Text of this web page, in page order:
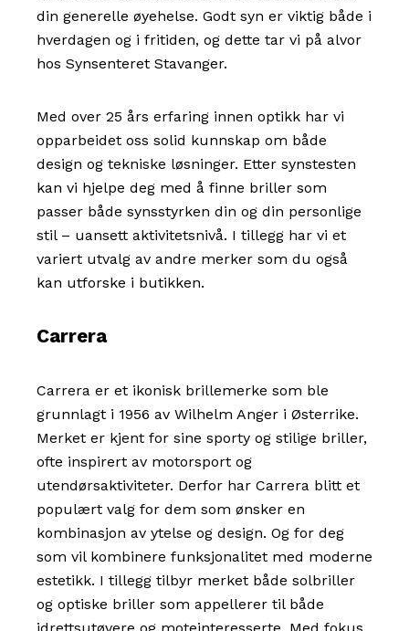
din generelle øyehelse. Godt syn er viktig både i
hverdagen og i fritiden, og dette tar vi på alvor
hos Synsenteret Stavanger.
Med over 25 års erfaring innen optikk har vi
opparbeidet oss solid kunnskap om både
design og tekniske løsninger. Etter synstesten
kan vi hjelpe deg med å finne briller som
passer både synsstyrken din og din personlige
stil – uansett aktivitetsnivå. I tillegg har vi et
variert utvalg av andre merker som du også
kan utforske i butikken.
Carrera
Carrera er et ikonisk brillemerke som ble
grunnlagt i 1956 av Wilhelm Anger i Østerrike.
Merket er kjent for sine sporty og stilige briller,
ofte inspirert av motorsport og
utendørsaktiviteter. Derfor har Carrera blitt et
populært valg for dem som ønsker en
kombinasjon av ytelse og design. Og for deg
som vil kombinere funksjonalitet med moderne
estetikk. I tillegg tilbyr merket både solbriller
og optiske briller som appellerer til både